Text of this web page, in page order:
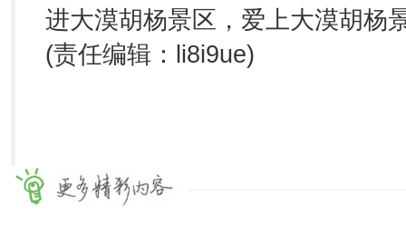
进大漠胡杨景区，爱上大漠胡杨
(责任编辑：li8i9ue)